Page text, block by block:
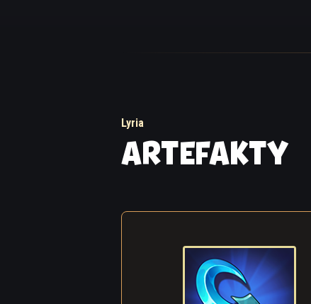
Lyria
ARTEFAKTY